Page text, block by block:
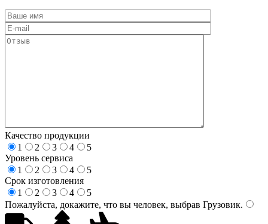
Качество продукции
1
2 3 4
5
Уровень сервиса
1
2 3 4
5
Срок изготовления
1
2 3 4
5
Пожалуйста, докажите, что вы человек, выбрав Грузовик.